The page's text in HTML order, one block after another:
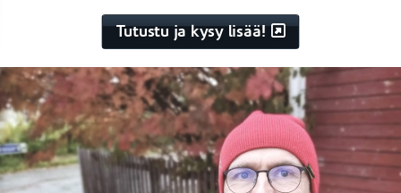
Tutustu ja kysy lisää!